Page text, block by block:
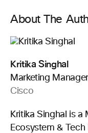
About The
Kritika Singhal
Marketing Manager
Cisco
Kritika Singhal is
Ecosystem &